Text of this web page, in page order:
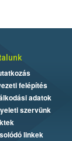
felépítés
adatok
szervünk
linkek